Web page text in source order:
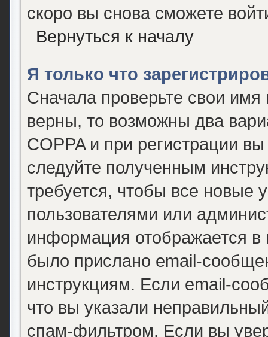
скоро вы снова сможете
Вернуться к началу
Я только что
Сначала проверьте свои
верны, то возможны два
COPPA и при регистрации
следуйте полученным
требуется, чтобы все новые
пользователями или
информация отображается в
было прислано email-
инструкциям. Если email-
что вы указали
спам-фильтром. Если вы